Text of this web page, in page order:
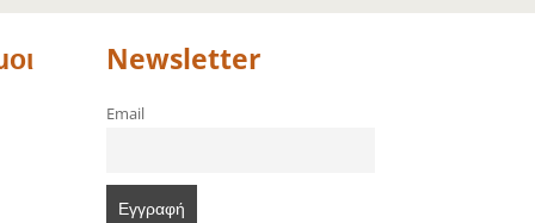
Newsletter
Email